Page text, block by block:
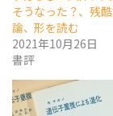
そうなった？、残
論、形を読む
2021年10月26日
書評